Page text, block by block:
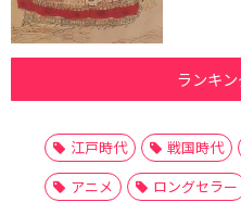
ランキ
江戸時代 戦国時代
アニメ
ロングセラー